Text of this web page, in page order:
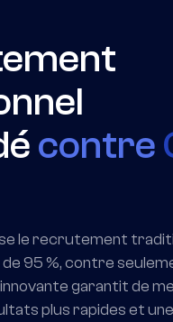
contre
le recrutement
95 %, contre
garantit de
plus rapides et